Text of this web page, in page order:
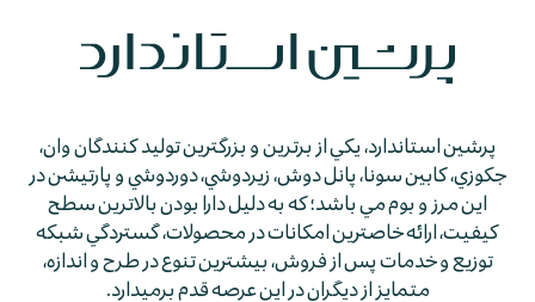
پرشين استاندارد، يكي از برترين و بزرگترين توليد كنندگان وان،
جكوزي، كابين سونا، پانل دوش، زيردوشي، دوردوشي و پارتيشن در
اين مرز و بوم مي باشد؛ كه به دليل دارا بودن بالاترين سطح
كيفيت، ارائه خاصترين امكانات در محصولات، گستردگي شبكه
توزيع و خدمات پس از فروش، بيشترين تنوع در طرح و اندازه،
متمايز از ديگران در اين عرصه قدم برمي­دارد.